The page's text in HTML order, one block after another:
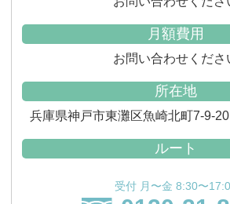
月額費用
お問い合わせくださ
所在地
兵庫県神戸市東灘区魚崎北町7-9-20
ルート
受付 月〜金 8:30〜